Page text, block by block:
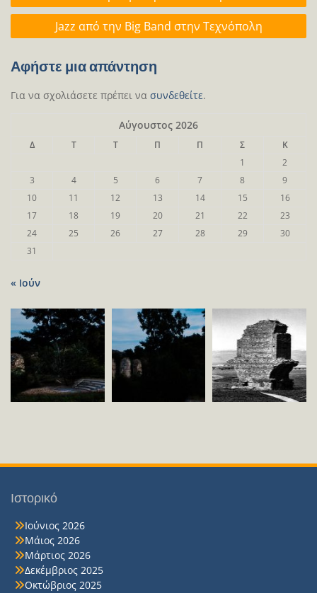
άρθρων
Jazz από την Big Band στην Τεχνόπολη
Αφήστε μια απάντηση
Για να σχολιάσετε πρέπει να συνδεθείτε.
Αύγουστος 2026
Δ Τ Τ Π Π Σ
Κ
1
2
3
4 5 6 7 8
9
10
11 12 13 14 15
16
17
18 19 20 21 22
23
24
25 26 27 28 29
30
31
« Ιούν
Ιστορικό
Ιούνιος 2026
Μάιος 2026
Μάρτιος 2026
Δεκέμβριος 2025
Οκτώβριος 2025